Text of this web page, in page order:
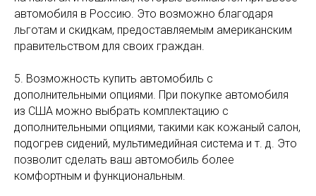
автомобиля в Россию. Это возможно благодаря
льготам и скидкам, предоставляемым американским
правительством для своих граждан.
5. Возможность купить автомобиль с
дополнительными опциями. При покупке автомобиля
из США можно выбрать комплектацию с
дополнительными опциями, такими как кожаный салон,
подогрев сидений, мультимедийная система и т. д. Это
позволит сделать ваш автомобиль более
комфортным и функциональным.